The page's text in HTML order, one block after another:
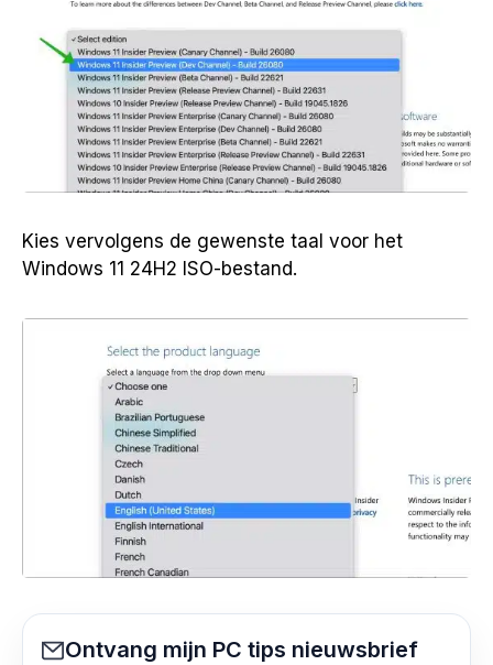
Kies vervolgens de gewenste taal voor het
Windows 11 24H2 ISO-bestand.
Ontvang mijn PC tips nieuwsbrief